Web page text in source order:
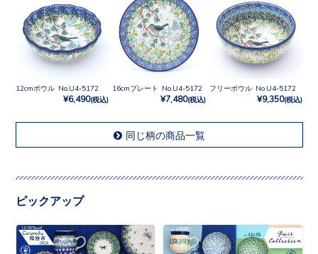
12cmボウル No.U4-5172
¥6,490(税込)
16cmプレート No.U4-5172
¥7,480(税込)
フリーボウル No.U4-5172
¥9,350(税込)
同じ柄の商品一覧
ピックアップ